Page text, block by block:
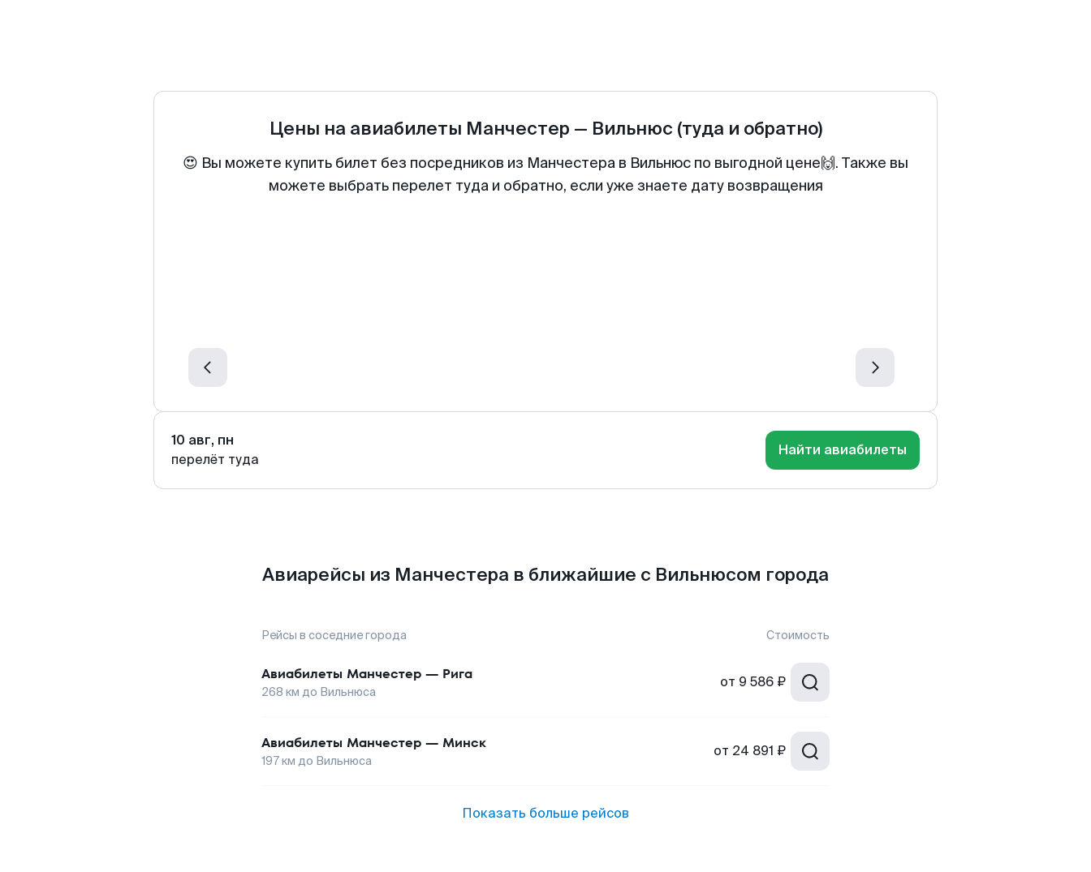
Цены на авиабилеты Манчестер — Вильнюс (туда и обратно)
😍 Вы можете купить билет без посредников из Манчестера в Вильнюс по выгодной цене🙌. Также вы
можете выбрать перелет туда и обратно, если уже знаете дату возвращения
10 авг, пн
перелёт туда
Найти авиабилеты
Авиарейсы из Манчестера в ближайшие с Вильнюсом города
Рейсы в соседние города Стоимость
Авиабилеты Манчестер — Рига
268 км до Вильнюса
от 9 586 ₽
Авиабилеты Манчестер — Минск
197км до Вильнюса
от 24 891 ₽
Показать больше рейсов